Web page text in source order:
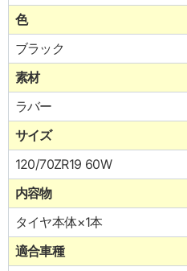
色
ブラック
素材
ラバー
サイズ
120/70ZR19 60W
内容物
タイヤ本体×1本
適合車種